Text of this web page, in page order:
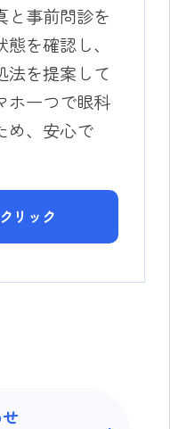
と事前問診を
を確認し、
法を提案して
ホ一つで眼科
め、安心で
リック